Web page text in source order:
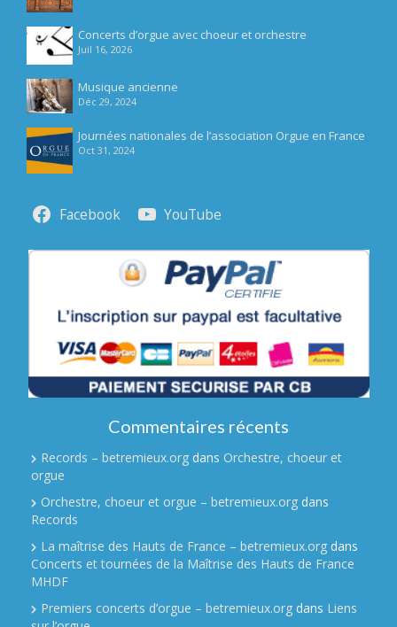
Concerts d’orgue avec choeur et orchestre
Juil 16, 2026
Musique ancienne
Déc 29, 2024
Journées nationales de l’association Orgue en France
Oct 31, 2024
Facebook YouTube
Commentaires récents
Records – betremieux.org dans Orchestre, choeur et
orgue
Orchestre, choeur et orgue – betremieux.org dans
Records
La maîtrise des Hauts de France – betremieux.org dans
Concerts et tournées de la Maîtrise des Hauts de France
MHDF
Premiers concerts d’orgue – betremieux.org dans Liens